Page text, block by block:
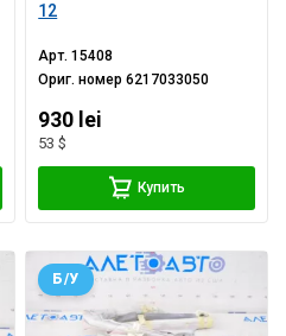
12
Арт.15408
Ориг. номер6217033050
930 lei
53 $
Купить
Б/У